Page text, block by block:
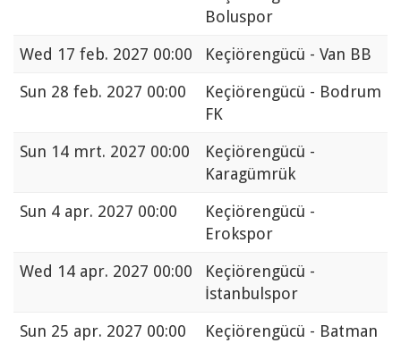
Boluspor
Wed 17 feb. 2027 00:00
Keçiörengücü - Van BB
Sun 28 feb. 2027 00:00
Keçiörengücü - Bodrum
FK
Sun 14 mrt. 2027 00:00
Keçiörengücü -
Karagümrük
Sun 4 apr. 2027 00:00
Keçiörengücü -
Erokspor
Wed 14 apr. 2027 00:00
Keçiörengücü -
İstanbulspor
Sun 25 apr. 2027 00:00
Keçiörengücü - Batman